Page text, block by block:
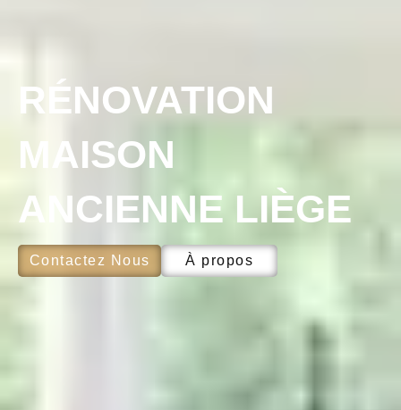
RÉNOVATION
MAISON
ANCIENNE LIÈGE
Contactez Nous À propos